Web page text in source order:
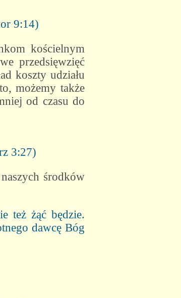
9:14)
kościelnym
przedsięwzięć
koszty udziału
możemy także
od czasu do
3:27)
środków
też żąć będzie.
dawcę Bóg